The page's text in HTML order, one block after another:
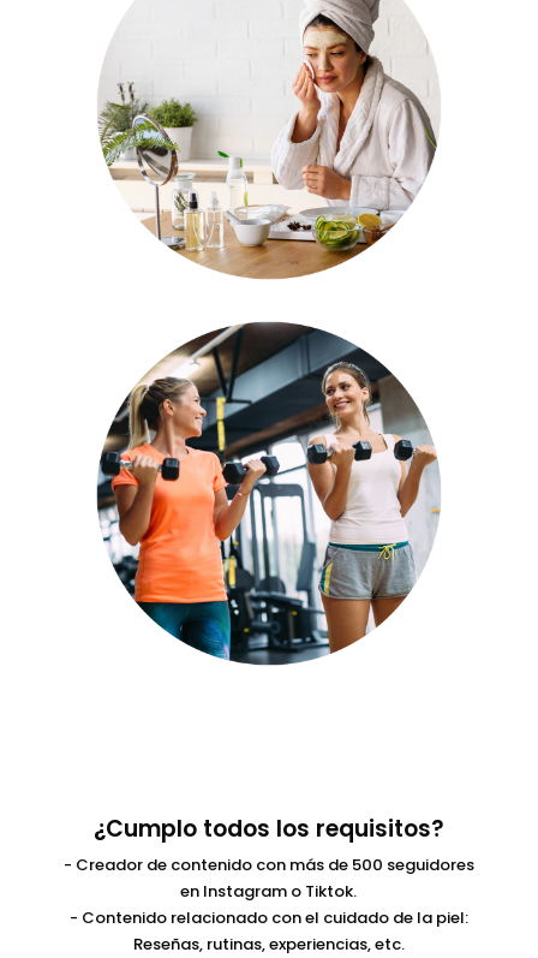
¿Cumplo todos los requisitos?
- Creador de contenido con más de 500 seguidores
en Instagram o Tiktok.
- Contenido relacionado con el cuidado de la piel:
Reseñas, rutinas, experiencias, etc.